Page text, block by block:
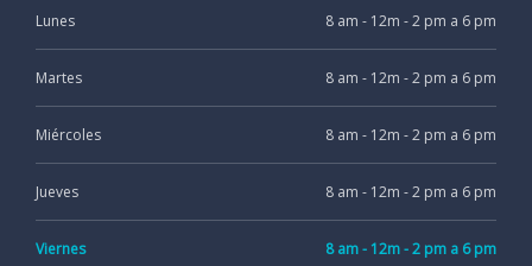
Lunes 8 am - 12m - 2 pm a 6 pm
Martes 8 am - 12m - 2 pm a 6 pm
Miércoles 8 am - 12m - 2 pm a 6 pm
Jueves 8 am - 12m - 2 pm a 6 pm
Viernes 8 am - 12m - 2 pm a 6 pm